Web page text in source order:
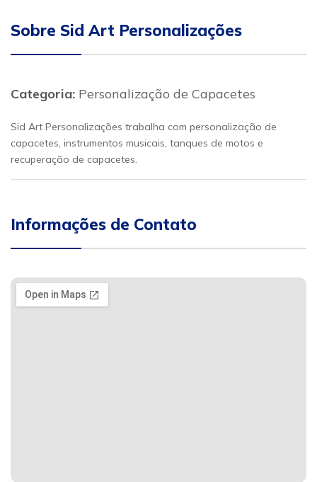
Sobre Sid Art Personalizações
Categoria: Personalização de Capacetes
Sid Art Personalizações trabalha com personalização de
capacetes, instrumentos musicais, tanques de motos e
recuperação de capacetes.
Informações de Contato